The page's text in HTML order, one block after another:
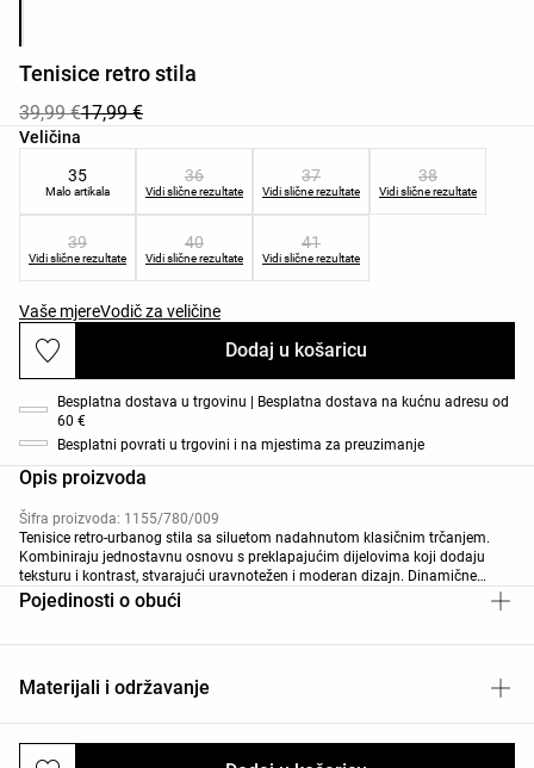
Tenisice retro stila
39,99 €17,99 €
Veličina
Popis veličina proizvoda
35
Malo artikala
36
Vidi slične rezultate
37
Vidi slične rezultate
38
Vidi slične rezultate
39
Vidi slične rezultate
40
Vidi slične rezultate
41
Vidi slične rezultate
Vaše mjereVodič za veličine
Dodaj u košaricu
Besplatna dostava u trgovinu | Besplatna dostava na kućnu adresu od
60 €
Besplatni povrati u trgovini i na mjestima za preuzimanje
Opis proizvoda
Šifra proizvoda: 1155/780/009
Tenisice retro-urbanog stila sa siluetom nadahnutom klasičnim trčanjem.
Kombiniraju jednostavnu osnovu s preklapajućim dijelovima koji dodaju
teksturu i kontrast, stvarajući uravnotežen i moderan dizajn. Dinamične
bočne linije izdužuju profil i naglašavaju njihov sportski karakter. Sadrže
vezice za prilagodljivo pristajanje i fleksibilan gumeni potplat. Kontrastni
Pojedinosti o obući
Materijali i održavanje